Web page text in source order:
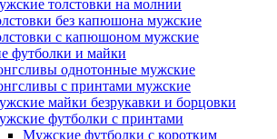
толстовки на молнии
без капюшона мужские
с капюшоном мужские
футболки и майки
однотонные мужские
с принтами мужские
майки безрукавки и борцовки
футболки с принтами
Мужские футболки с коротким